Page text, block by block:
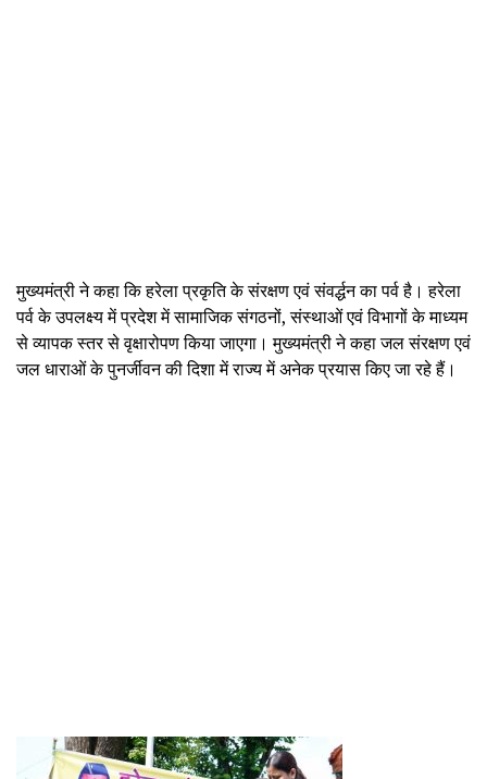
मुख्यमंत्री ने कहा कि हरेला प्रकृति के संरक्षण एवं संवर्द्धन का पर्व है। हरेला
पर्व के उपलक्ष्य में प्रदेश में सामाजिक संगठनों, संस्थाओं एवं विभागों के माध्यम
से व्यापक स्तर से वृक्षारोपण किया जाएगा। मुख्यमंत्री ने कहा जल संरक्षण एवं
जल धाराओं के पुनर्जीवन की दिशा में राज्य में अनेक प्रयास किए जा रहे हैं।